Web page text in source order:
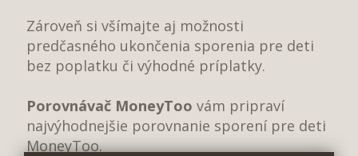
Zároveň si všímajte aj možnosti
predčasného ukončenia sporenia pre deti
bez poplatku či výhodné príplatky.
Porovnávač MoneyToo vám pripraví
najvýhodnejšie porovnanie sporení pre deti
MoneyToo.